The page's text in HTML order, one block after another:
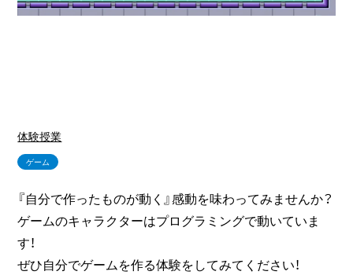
体験授業
ゲーム
『自分で作ったものが動く』感動を味わってみませんか？
ゲームのキャラクターはプログラミングで動いていま
す！
ぜひ自分でゲームを作る体験をしてみてください！